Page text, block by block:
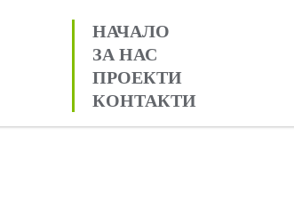
НАЧАЛО
ЗА НАС
ПРОЕКТИ
КОНТАКТИ